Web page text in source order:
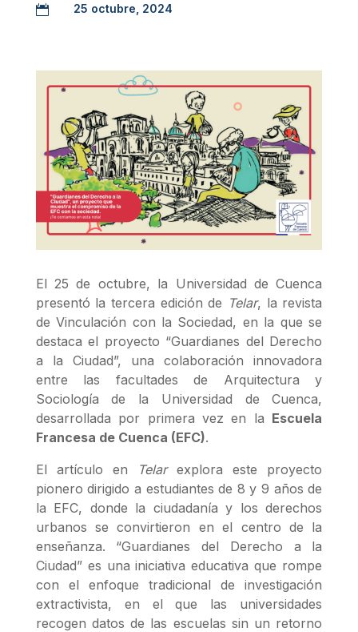
 25 octubre, 2024
El 25 de octubre, la Universidad de Cuenca
presentó la tercera edición de Telar, la revista
de Vinculación con la Sociedad, en la que se
destaca el proyecto “Guardianes del Derecho
a la Ciudad”, una colaboración innovadora
entre las facultades de Arquitectura y
Sociología de la Universidad de Cuenca,
desarrollada por primera vez en la Escuela
Francesa de Cuenca (EFC).
El artículo en
Telarexplora este proyecto
pionero dirigido a estudiantes de 8 y 9 años de
la EFC, donde la ciudadanía y los derechos
urbanos se convirtieron en el centro de la
enseñanza. “Guardianes del Derecho a la
Ciudad” es una iniciativa educativa que rompe
con el enfoque tradicional de investigación
extractivista, en el que las universidades
recogen datos de las escuelas sin un retorno